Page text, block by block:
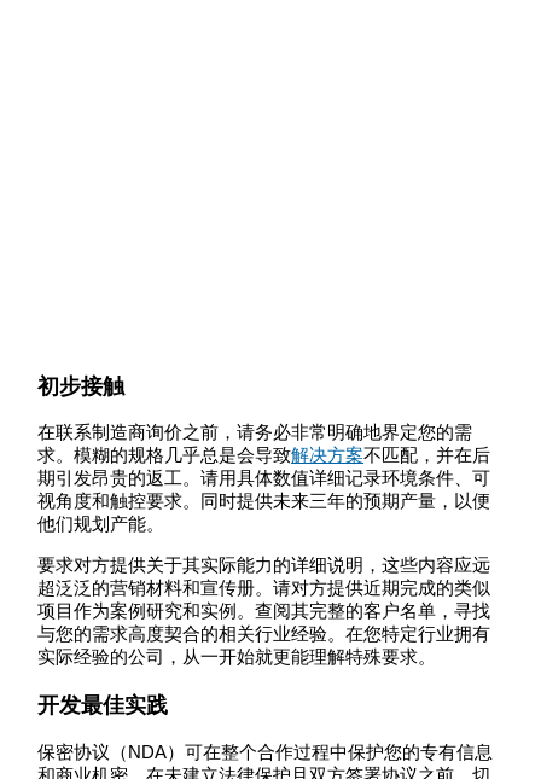
初步接触
在联系制造商询价之前，请务必非常明确地界定您的需
求。模糊的规格几乎总是会导致解决方案不匹配，并在后
期引发昂贵的返工。请用具体数值详细记录环境条件、可
视角度和触控要求。同时提供未来三年的预期产量，以便
他们规划产能。
要求对方提供关于其实际能力的详细说明，这些内容应远
超泛泛的营销材料和宣传册。请对方提供近期完成的类似
项目作为案例研究和实例。查阅其完整的客户名单，寻找
与您的需求高度契合的相关行业经验。在您特定行业拥有
实际经验的公司，从一开始就更能理解特殊要求。
开发最佳实践
保密协议（NDA）可在整个合作过程中保护您的专有信息
和商业机密。在未建立法律保护且双方签署协议之前，切